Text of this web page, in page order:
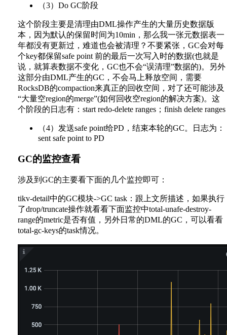
（3）Do GC阶段
这个阶段主要是清理由DML操作产生的大量历史数据版
本，因为默认的保留时间为10min，那么我一张元数据表一
年都没有更新过，难道也会被清理？不要紧张，GC会对每
个key都保留safe point 前的最后一次写入时的数据(也就是
说，就算表数据不变化，GC也不会“误清理”数据的)。另外
这部分由DML产生的GC，不会马上释放空间，需要
RocksDB的compaction来真正的回收空间，对了还可能涉及
“大量空region的merge”(如何回收空region的解决方案)。这
个阶段的日志有：start redo-delete ranges；finish delete ranges
（4）发送safe point给PD，结束本轮的GC。日志为：
sent safe point to PD
GC的监控查看
涉及到GC的主要看下面的几个监控即可：
tikv-detail中的GC模块->GC task：跟上文所描述，如果执行
了drop/truncate操作就看看下面监控中total-unafe-destroy-
range的metric是否有值，另外日常的DML的GC，可以看看
total-gc-keys的task情况。